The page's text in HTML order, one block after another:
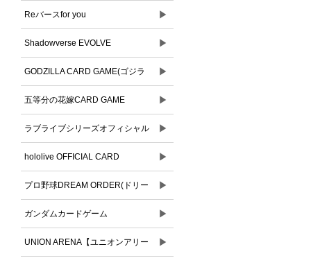
Reバースfor you ▶
Shadowverse EVOLVE ▶
GODZILLA CARD GAME(ゴジラ
カードゲーム)
▶
五等分の花嫁CARD GAME ▶
ラブライブシリーズオフィシャル
カードゲーム
▶
hololive OFFICIAL CARD
GAME(ホロライブオフィシャルカ
ードゲーム)
▶
プロ野球DREAM ORDER(ドリー
ムオーダー)
▶
ガンダムカードゲーム ▶
UNION ARENA【ユニオンアリー ▶